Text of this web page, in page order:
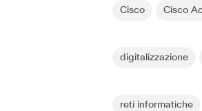
Cisco Cisco
digitalizzazione
reti informatiche